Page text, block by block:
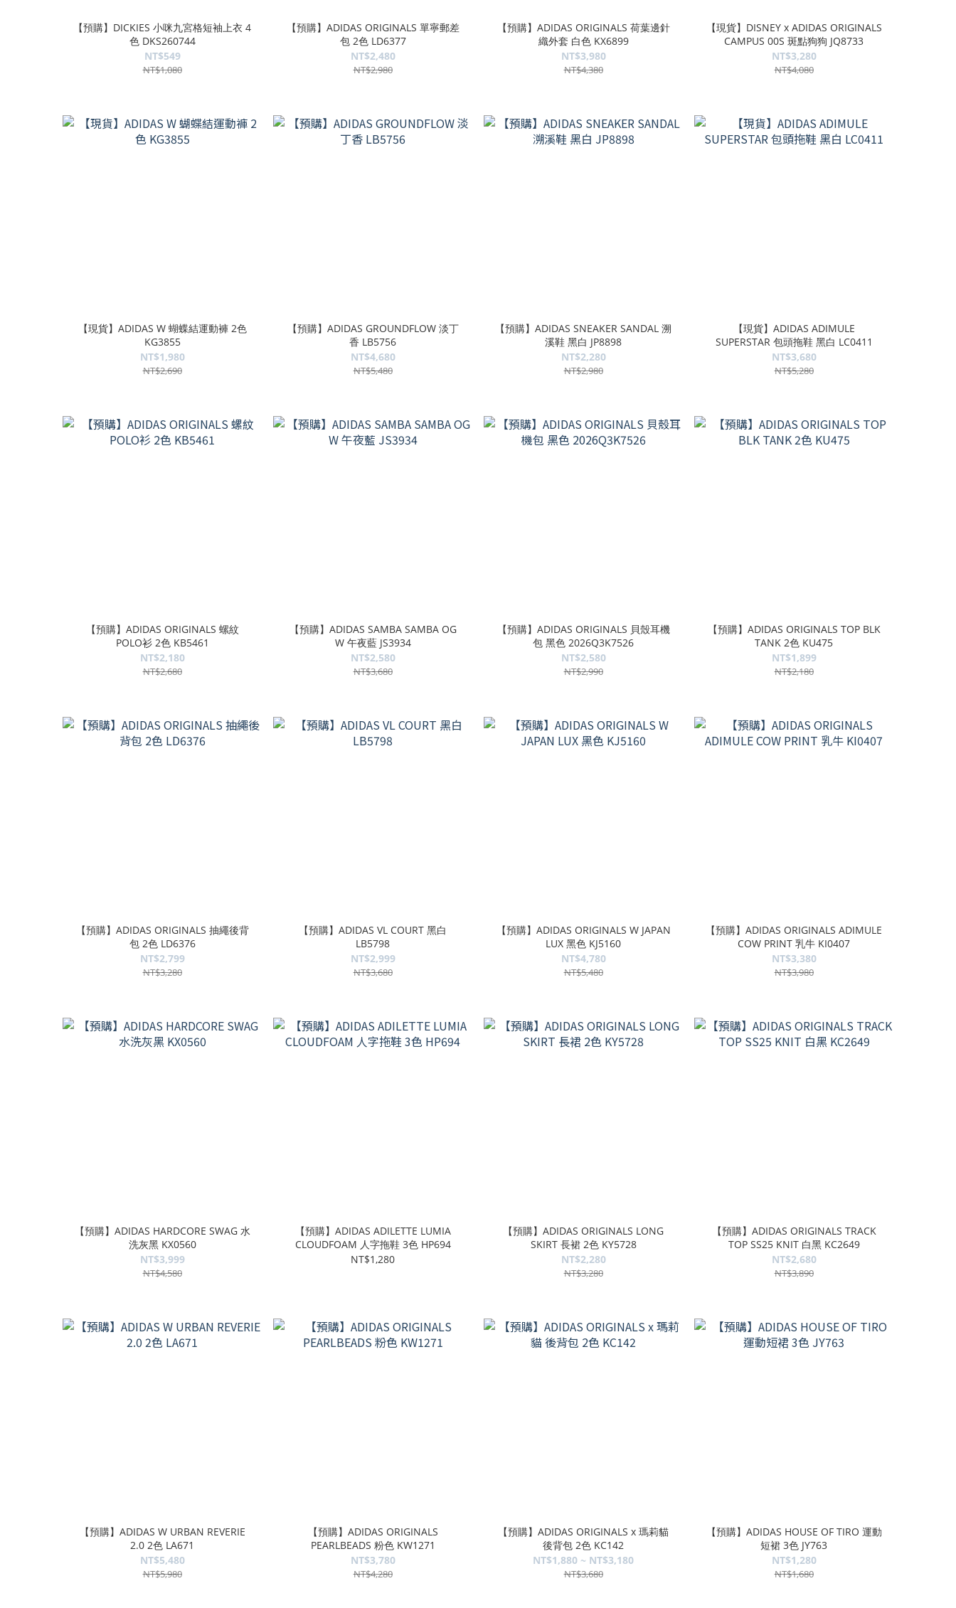
【預購】DICKIES 小咪九宮格短袖上衣 4
色 DKS260744
NT$549
NT$1,080
【預購】ADIDAS ORIGINALS 單寧郵差
包 2色 LD6377
NT$2,480
NT$2,980
【預購】ADIDAS ORIGINALS 荷葉邊針
織外套 白色 KX6899
NT$3,980
NT$4,380
【現貨】DISNEY x ADIDAS ORIGINALS
CAMPUS 00S 斑點狗狗 JQ8733
NT$3,280
NT$4,080
【現貨】ADIDAS W 蝴蝶結運動褲 2色
KG3855
NT$1,980
NT$2,690
【預購】ADIDAS GROUNDFLOW 淡丁
香 LB5756
NT$4,680
NT$5,480
【預購】ADIDAS SNEAKER SANDAL 溯
溪鞋 黑白 JP8898
NT$2,280
NT$2,980
【現貨】ADIDAS ADIMULE
SUPERSTAR 包頭拖鞋 黑白 LC0411
NT$3,680
NT$5,280
【預購】ADIDAS ORIGINALS 螺紋
POLO衫 2色 KB5461
NT$2,180
NT$2,680
【預購】ADIDAS SAMBA SAMBA OG
W 午夜藍 JS3934
NT$2,580
NT$3,680
【預購】ADIDAS ORIGINALS 貝殼耳機
包 黑色 2026Q3K7526
NT$2,580
NT$2,990
【預購】ADIDAS ORIGINALS TOP BLK
TANK 2色 KU475
NT$1,899
NT$2,180
【預購】ADIDAS ORIGINALS 抽繩後背
包 2色 LD6376
NT$2,799
NT$3,280
【預購】ADIDAS VL COURT 黑白
LB5798
NT$2,999
NT$3,680
【預購】ADIDAS ORIGINALS W JAPAN
LUX 黑色 KJ5160
NT$4,780
NT$5,480
【預購】ADIDAS ORIGINALS ADIMULE
COW PRINT 乳牛 KI0407
NT$3,380
NT$3,980
【預購】ADIDAS HARDCORE SWAG 水
洗灰黑 KX0560
NT$3,999
NT$4,580
【預購】ADIDAS ADILETTE LUMIA
CLOUDFOAM 人字拖鞋 3色 HP694
NT$1,280
【預購】ADIDAS ORIGINALS LONG
SKIRT 長裙 2色 KY5728
NT$2,280
NT$3,280
【預購】ADIDAS ORIGINALS TRACK
TOP SS25 KNIT 白黑 KC2649
NT$2,680
NT$3,890
【預購】ADIDAS W URBAN REVERIE
2.0 2色 LA671
NT$5,480
NT$5,980
【預購】ADIDAS ORIGINALS
PEARLBEADS 粉色 KW1271
NT$3,780
NT$4,280
【預購】ADIDAS ORIGINALS x 瑪莉貓
後背包 2色 KC142
NT$1,880 ~ NT$3,180
NT$3,680
【預購】ADIDAS HOUSE OF TIRO 運動
短裙 3色 JY763
NT$1,280
NT$1,680